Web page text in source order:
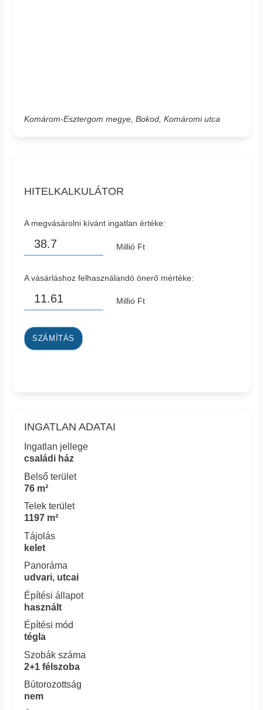
Komárom-Esztergom megye, Bokod, Komáromi utca
HITELKALKULÁTOR
A megvásárolni kívánt ingatlan értéke:
Millió Ft
A vásárláshoz felhasználandó önerő mértéke:
Millió Ft
SZÁMÍTÁS
INGATLAN ADATAI
Ingatlan jellege
családi ház
Belső terület
76 m²
Telek terület
1197 m²
Tájolás
kelet
Panoráma
udvari, utcai
Építési állapot
használt
Építési mód
tégla
Szobák száma
2+1 félszoba
Bútorozottság
nem